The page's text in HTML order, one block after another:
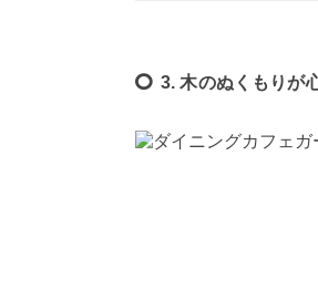
3. 木のぬくもりが